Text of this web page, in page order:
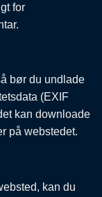
for
bør du undlade
(EXIF
kan downloade
på webstedet.
kan du